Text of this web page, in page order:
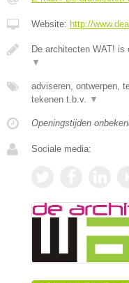
Website: http://
De architecten WAT!
▼
adviseren, ontwerpen,
tekenen t.b.v.
▼
Openingstijden
Sociale media: